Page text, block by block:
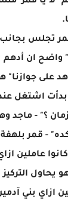
تجلس
" واضح ان أدهم
على جوازنا"
اشتغل
؟" - ماجد
٩ سنين كده" -
عاملين
يحاول
ازاي بني